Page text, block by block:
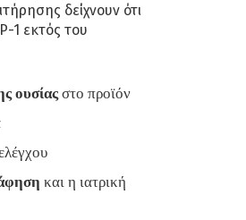
δείχνουν ότι
1 εκτός του
ουσίαςστο προϊόν
και η ιατρική